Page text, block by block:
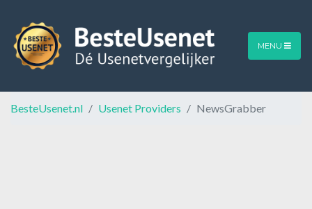
MENU
BesteUsenet.nl Usenet Providers NewsGrabber